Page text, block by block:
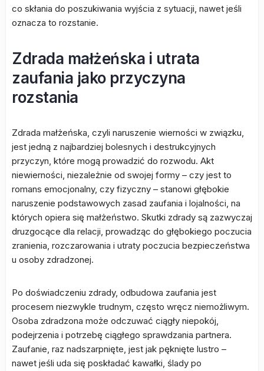
co skłania do poszukiwania wyjścia z sytuacji, nawet jeśli
oznacza to rozstanie.
Zdrada małżeńska i utrata
zaufania jako przyczyna
rozstania
Zdrada małżeńska, czyli naruszenie wierności w związku,
jest jedną z najbardziej bolesnych i destrukcyjnych
przyczyn, które mogą prowadzić do rozwodu. Akt
niewierności, niezależnie od swojej formy – czy jest to
romans emocjonalny, czy fizyczny – stanowi głębokie
naruszenie podstawowych zasad zaufania i lojalności, na
których opiera się małżeństwo. Skutki zdrady są zazwyczaj
druzgocące dla relacji, prowadząc do głębokiego poczucia
zranienia, rozczarowania i utraty poczucia bezpieczeństwa
u osoby zdradzonej.
Po doświadczeniu zdrady, odbudowa zaufania jest
procesem niezwykle trudnym, często wręcz niemożliwym.
Osoba zdradzona może odczuwać ciągły niepokój,
podejrzenia i potrzebę ciągłego sprawdzania partnera.
Zaufanie, raz nadszarpnięte, jest jak pęknięte lustro –
nawet jeśli uda się poskładać kawałki, ślady po